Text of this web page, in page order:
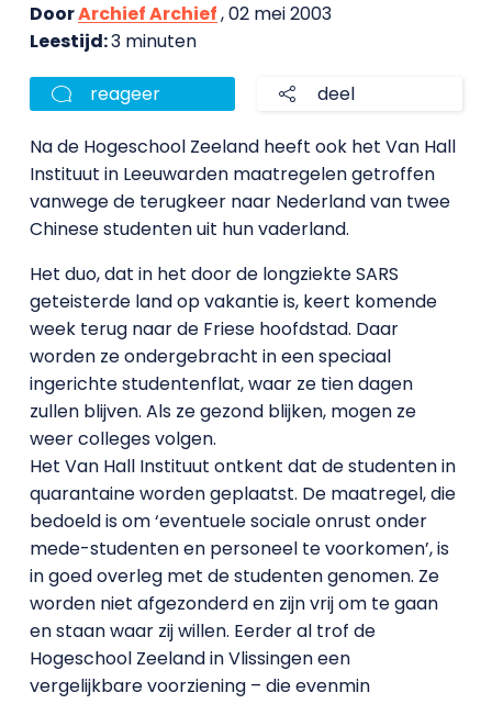
DoorArchief Archief, 02 mei 2003
Leestijd:3 minuten
reageer deel
Na de Hogeschool Zeeland heeft ook het Van Hall
Instituut in Leeuwarden maatregelen getroffen
vanwege de terugkeer naar Nederland van twee
Chinese studenten uit hun vaderland.
Het duo, dat in het door de longziekte SARS
geteisterde land op vakantie is, keert komende
week terug naar de Friese hoofdstad. Daar
worden ze ondergebracht in een speciaal
ingerichte studentenflat, waar ze tien dagen
zullen blijven. Als ze gezond blijken, mogen ze
weer colleges volgen.
Het Van Hall Instituut ontkent dat de studenten in
quarantaine worden geplaatst. De maatregel, die
bedoeld is om ‘eventuele sociale onrust onder
mede-studenten en personeel te voorkomen’, is
in goed overleg met de studenten genomen. Ze
worden niet afgezonderd en zijn vrij om te gaan
en staan waar zij willen. Eerder al trof de
Hogeschool Zeeland in Vlissingen een
vergelijkbare voorziening – die evenmin